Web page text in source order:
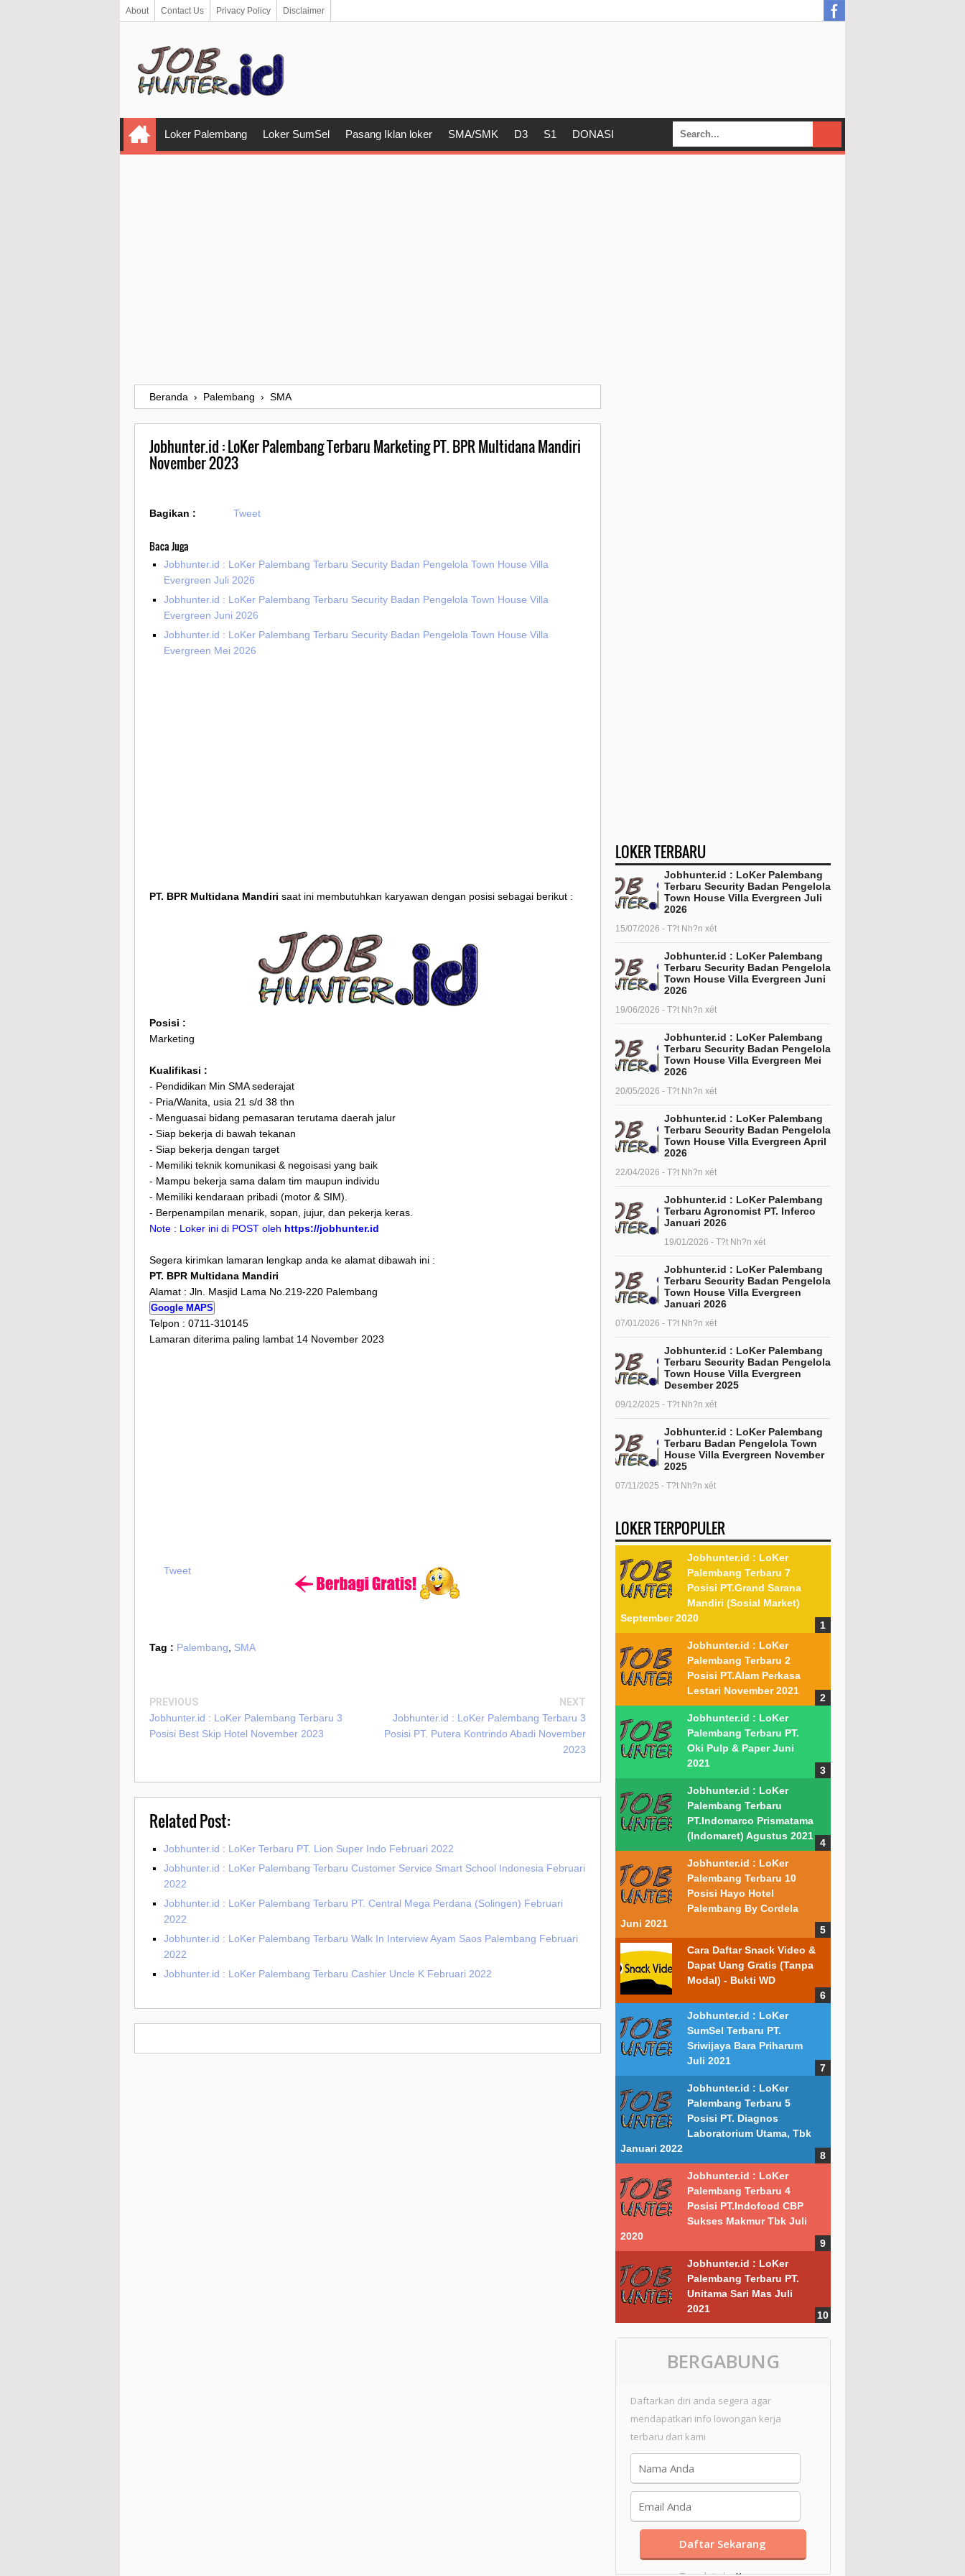
About Contact Us Privacy Policy Disclaimer
Loker Palembang Loker SumSel Pasang Iklan loker SMA/SMK D3 S1 DONASI
Beranda › Palembang › SMA
Jobhunter.id : LoKer Palembang Terbaru Marketing PT. BPR Multidana Mandiri
November 2023
Bagikan : Tweet
Baca Juga
Jobhunter.id : LoKer Palembang Terbaru Security Badan Pengelola Town House Villa
Evergreen Juli 2026
Jobhunter.id : LoKer Palembang Terbaru Security Badan Pengelola Town House Villa
Evergreen Juni 2026
Jobhunter.id : LoKer Palembang Terbaru Security Badan Pengelola Town House Villa
Evergreen Mei 2026
PT. BPR Multidana Mandiri saat ini membutuhkan karyawan dengan posisi sebagai berikut :
Posisi :
Marketing
Kualifikasi :
- Pendidikan Min SMA sederajat
- Pria/Wanita, usia 21 s/d 38 thn
- Menguasai bidang pemasaran terutama daerah jalur
- Siap bekerja di bawah tekanan
- Siap bekerja dengan target
- Memiliki teknik komunikasi & negoisasi yang baik
- Mampu bekerja sama dalam tim maupun individu
- Memiliki kendaraan pribadi (motor & SIM).
- Berpenampilan menarik, sopan, jujur, dan pekerja keras.
Note : Loker ini di POST oleh https://jobhunter.id
Segera kirimkan lamaran lengkap anda ke alamat dibawah ini :
PT. BPR Multidana Mandiri
Alamat : Jln. Masjid Lama No.219-220 Palembang
Google MAPS
Telpon : 0711-310145
Lamaran diterima paling lambat 14 November 2023
Tweet
Tag : Palembang SMA
PREVIOUS
Jobhunter.id : LoKer Palembang Terbaru 3
Posisi Best Skip Hotel November 2023
NEXT
Jobhunter.id : LoKer Palembang Terbaru 3
Posisi PT. Putera Kontrindo Abadi November
2023
Related Post:
Jobhunter.id : LoKer Terbaru PT. Lion Super Indo Februari 2022
Jobhunter.id : LoKer Palembang Terbaru Customer Service Smart School Indonesia Februari
2022
Jobhunter.id : LoKer Palembang Terbaru PT. Central Mega Perdana (Solingen) Februari
2022
Jobhunter.id : LoKer Palembang Terbaru Walk In Interview Ayam Saos Palembang Februari
2022
Jobhunter.id : LoKer Palembang Terbaru Cashier Uncle K Februari 2022
LOKER TERBARU
Jobhunter.id : LoKer Palembang
Terbaru Security Badan Pengelola
Town House Villa Evergreen Juli
2026
15/07/2026 - T?t Nh?n xét
Jobhunter.id : LoKer Palembang
Terbaru Security Badan Pengelola
Town House Villa Evergreen Juni
2026
19/06/2026 - T?t Nh?n xét
Jobhunter.id : LoKer Palembang
Terbaru Security Badan Pengelola
Town House Villa Evergreen Mei
2026
20/05/2026 - T?t Nh?n xét
Jobhunter.id : LoKer Palembang
Terbaru Security Badan Pengelola
Town House Villa Evergreen April
2026
22/04/2026 - T?t Nh?n xét
Jobhunter.id : LoKer Palembang
Terbaru Agronomist PT. Inferco
Januari 2026
19/01/2026 - T?t Nh?n xét
Jobhunter.id : LoKer Palembang
Terbaru Security Badan Pengelola
Town House Villa Evergreen
Januari 2026
07/01/2026 - T?t Nh?n xét
Jobhunter.id : LoKer Palembang
Terbaru Security Badan Pengelola
Town House Villa Evergreen
Desember 2025
09/12/2025 - T?t Nh?n xét
Jobhunter.id : LoKer Palembang
Terbaru Badan Pengelola Town
House Villa Evergreen November
2025
07/11/2025 - T?t Nh?n xét
LOKER TERPOPULER
Jobhunter.id : LoKer
Palembang Terbaru 7
Posisi PT.Grand Sarana
Mandiri (Sosial Market)
September 2020
Jobhunter.id : LoKer
Palembang Terbaru 2
Posisi PT.Alam Perkasa
Lestari November 2021
Jobhunter.id : LoKer
Palembang Terbaru PT.
Oki Pulp & Paper Juni
2021
Jobhunter.id : LoKer
Palembang Terbaru
PT.Indomarco Prismatama
(Indomaret) Agustus 2021
Jobhunter.id : LoKer
Palembang Terbaru 10
Posisi Hayo Hotel
Palembang By Cordela
Juni 2021
Cara Daftar Snack Video &
Dapat Uang Gratis (Tanpa
Modal) - Bukti WD
Jobhunter.id : LoKer
SumSel Terbaru PT.
Sriwijaya Bara Priharum
Juli 2021
Jobhunter.id : LoKer
Palembang Terbaru 5
Posisi PT. Diagnos
Laboratorium Utama, Tbk
Januari 2022
Jobhunter.id : LoKer
Palembang Terbaru 4
Posisi PT.Indofood CBP
Sukses Makmur Tbk Juli
2020
Jobhunter.id : LoKer
Palembang Terbaru PT.
Unitama Sari Mas Juli
2021
BERGABUNG
Daftarkan diri anda segera agar
mendapatkan info lowongan kerja
terbaru dari kami